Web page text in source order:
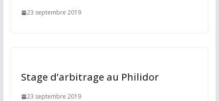
23 septembre 2019
Stage d’arbitrage au Philidor
23 septembre 2019